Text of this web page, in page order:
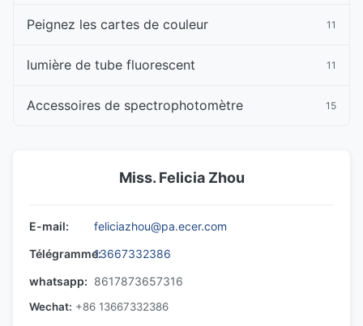
Peignez les cartes de couleur 11
lumière de tube fluorescent 11
Accessoires de spectrophotomètre 15
Miss. Felicia Zhou
E-mail:
feliciazhou@pa.ecer.com
Télégramme:13667332386
whatsapp: 8617873657316
Wechat: +86 13667332386